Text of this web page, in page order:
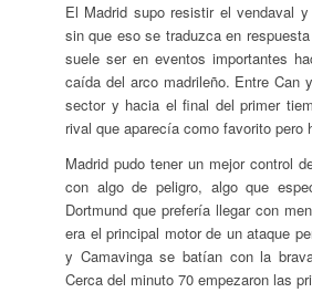
El Madrid supo resistir el vendaval
sin que eso se traduzca en
suele ser en eventos importantes
caída del arco madrileño. Entre Can
sector y hacia el final del primer
rival que aparecía como favorito
Madrid pudo tener un mejor control
con algo de peligro, algo que
Dortmund que prefería llegar con
era el principal motor de un ataque
y Camavinga se batían con la
Cerca del minuto 70 empezaron las